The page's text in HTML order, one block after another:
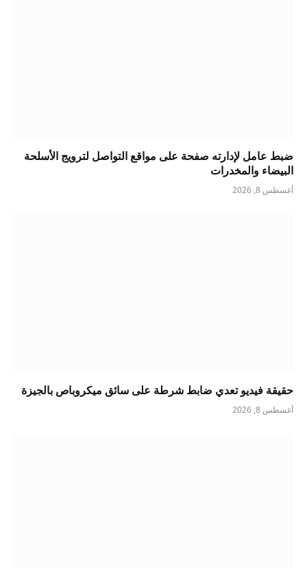
ضبط عامل لإدارته صفحة على مواقع التواصل لترويج الأسلحة
البيضاء والمخدرات
أغسطس 8, 2026
حقيقة فيديو تعدي ضابط شرطة على سائق ميكروباص بالجيزة
أغسطس 8, 2026